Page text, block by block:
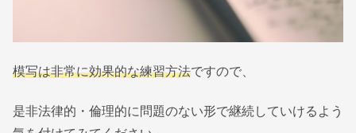
模写は非常に効果的な練習方法ですので、
是非法律的・倫理的に問題のない形で継続していけるよう